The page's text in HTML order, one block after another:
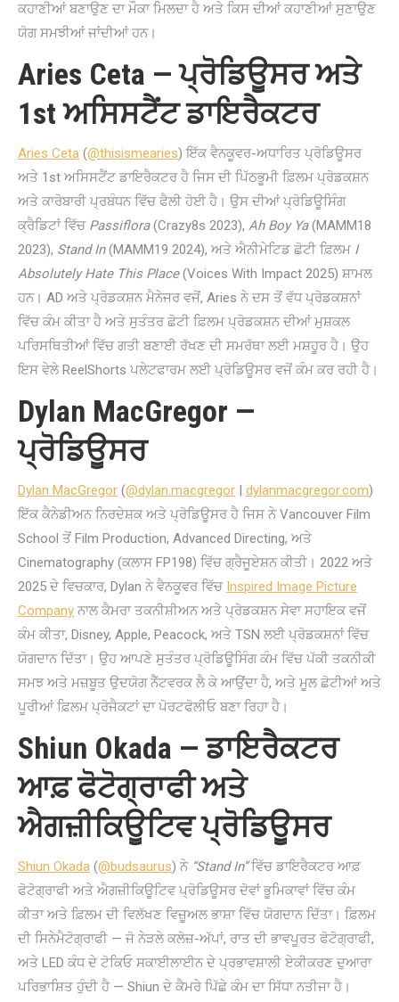
ਕਹਾਣੀਆਂ ਬਣਾਉਣ ਦਾ ਮੌਕਾ ਮਿਲਦਾ ਹੈ ਅਤੇ ਕਿਸ ਦੀਆਂ ਕਹਾਣੀਆਂ ਸੁਣਾਉਣ
ਯੋਗ ਸਮਝੀਆਂ ਜਾਂਦੀਆਂ ਹਨ।
Aries Ceta — ਪ੍ਰੋਡਿਊਸਰ ਅਤੇ
1st ਅਸਿਸਟੈਂਟ ਡਾਇਰੈਕਟਰ
Aries Ceta (@thisismearies) ਇੱਕ ਵੈਨਕੂਵਰ-ਅਧਾਰਿਤ ਪ੍ਰੋਡਿਊਸਰ
ਅਤੇ 1st ਅਸਿਸਟੈਂਟ ਡਾਇਰੈਕਟਰ ਹੈ ਜਿਸ ਦੀ ਪਿੱਠਭੂਮੀ ਫ਼ਿਲਮ ਪ੍ਰੋਡਕਸ਼ਨ
ਅਤੇ ਕਾਰੋਬਾਰੀ ਪ੍ਰਬੰਧਨ ਵਿੱਚ ਫੈਲੀ ਹੋਈ ਹੈ। ਉਸ ਦੀਆਂ ਪ੍ਰੋਡਿਊਸਿੰਗ
ਕ੍ਰੈਡਿਟਾਂ ਵਿੱਚ Passiflora(Crazy8s 2023), Ah Boy Ya(MAMM18
2023), Stand In(MAMM19 2024), ਅਤੇ ਐਨੀਮੇਟਿਡ ਛੋਟੀ ਫ਼ਿਲਮ I
Absolutely Hate This Place(Voices With Impact 2025) ਸ਼ਾਮਲ
ਹਨ। AD ਅਤੇ ਪ੍ਰੋਡਕਸ਼ਨ ਮੈਨੇਜਰ ਵਜੋਂ, Aries ਨੇ ਦਸ ਤੋਂ ਵੱਧ ਪ੍ਰੋਡਕਸ਼ਨਾਂ
ਵਿੱਚ ਕੰਮ ਕੀਤਾ ਹੈ ਅਤੇ ਸੁਤੰਤਰ ਛੋਟੀ ਫ਼ਿਲਮ ਪ੍ਰੋਡਕਸ਼ਨ ਦੀਆਂ ਮੁਸ਼ਕਲ
ਪਰਿਸਥਿਤੀਆਂ ਵਿੱਚ ਗਤੀ ਬਣਾਈ ਰੱਖਣ ਦੀ ਸਮਰੱਥਾ ਲਈ ਮਸ਼ਹੂਰ ਹੈ। ਉਹ
ਇਸ ਵੇਲੇ ReelShorts ਪਲੇਟਫਾਰਮ ਲਈ ਪ੍ਰੋਡਿਊਸਰ ਵਜੋਂ ਕੰਮ ਕਰ ਰਹੀ ਹੈ।
Dylan MacGregor —
ਪ੍ਰੋਡਿਊਸਰ
Dylan MacGregor (@dylan.macgregor | dylanmacgregor.com)
ਇੱਕ ਕੈਨੇਡੀਅਨ ਨਿਰਦੇਸ਼ਕ ਅਤੇ ਪ੍ਰੋਡਿਊਸਰ ਹੈ ਜਿਸ ਨੇ Vancouver Film
School ਤੋਂ Film Production, Advanced Directing, ਅਤੇ
Cinematography (ਕਲਾਸ FP198) ਵਿੱਚ ਗ੍ਰੈਜੂਏਸ਼ਨ ਕੀਤੀ। 2022 ਅਤੇ
2025 ਦੇ ਵਿਚਕਾਰ, Dylan ਨੇ ਵੈਨਕੂਵਰ ਵਿੱਚ Inspired Image Picture
Company ਨਾਲ ਕੈਮਰਾ ਤਕਨੀਸ਼ੀਅਨ ਅਤੇ ਪ੍ਰੋਡਕਸ਼ਨ ਸੇਵਾ ਸਹਾਇਕ ਵਜੋਂ
ਕੰਮ ਕੀਤਾ, Disney, Apple, Peacock, ਅਤੇ TSN ਲਈ ਪ੍ਰੋਡਕਸ਼ਨਾਂ ਵਿੱਚ
ਯੋਗਦਾਨ ਦਿੱਤਾ। ਉਹ ਆਪਣੇ ਸੁਤੰਤਰ ਪ੍ਰੋਡਿਊਸਿੰਗ ਕੰਮ ਵਿੱਚ ਪੱਕੀ ਤਕਨੀਕੀ
ਸਮਝ ਅਤੇ ਮਜ਼ਬੂਤ ਉਦਯੋਗ ਨੈੱਟਵਰਕ ਲੈ ਕੇ ਆਉਂਦਾ ਹੈ, ਅਤੇ ਮੂਲ ਛੋਟੀਆਂ ਅਤੇ
ਪੂਰੀਆਂ ਫ਼ਿਲਮ ਪ੍ਰੋਜੈਕਟਾਂ ਦਾ ਪੋਰਟਫੋਲੀਓ ਬਣਾ ਰਿਹਾ ਹੈ।
Shiun Okada — ਡਾਇਰੈਕਟਰ
ਆਫ਼ ਫੋਟੋਗ੍ਰਾਫੀ ਅਤੇ
ਐਗਜ਼ੀਕਿਊਟਿਵ ਪ੍ਰੋਡਿਊਸਰ
Shiun Okada (@budsaurus) ਨੇ “Stand In”ਵਿੱਚ ਡਾਇਰੈਕਟਰ ਆਫ਼
ਫੋਟੋਗ੍ਰਾਫੀ ਅਤੇ ਐਗਜ਼ੀਕਿਊਟਿਵ ਪ੍ਰੋਡਿਊਸਰ ਦੋਵਾਂ ਭੂਮਿਕਾਵਾਂ ਵਿੱਚ ਕੰਮ
ਕੀਤਾ ਅਤੇ ਫ਼ਿਲਮ ਦੀ ਵਿਲੱਖਣ ਵਿਜ਼ੂਅਲ ਭਾਸ਼ਾ ਵਿੱਚ ਯੋਗਦਾਨ ਦਿੱਤਾ। ਫ਼ਿਲਮ
ਦੀ ਸਿਨੇਮੈਟੋਗ੍ਰਾਫੀ — ਜੋ ਨੇੜਲੇ ਕਲੋਜ਼-ਅੱਪਾਂ, ਰਾਤ ਦੀ ਭਾਵਪੂਰਤ ਫੋਟੋਗ੍ਰਾਫੀ,
ਅਤੇ LED ਕੰਧ ਦੇ ਟੋਕਿਓ ਸਕਾਈਲਾਈਨ ਦੇ ਪ੍ਰਭਾਵਸ਼ਾਲੀ ਏਕੀਕਰਣ ਦੁਆਰਾ
ਪਰਿਭਾਸ਼ਿਤ ਹੁੰਦੀ ਹੈ — Shiun ਦੇ ਕੈਮਰੇ ਪਿੱਛੇ ਕੰਮ ਦਾ ਸਿੱਧਾ ਨਤੀਜਾ ਹੈ।